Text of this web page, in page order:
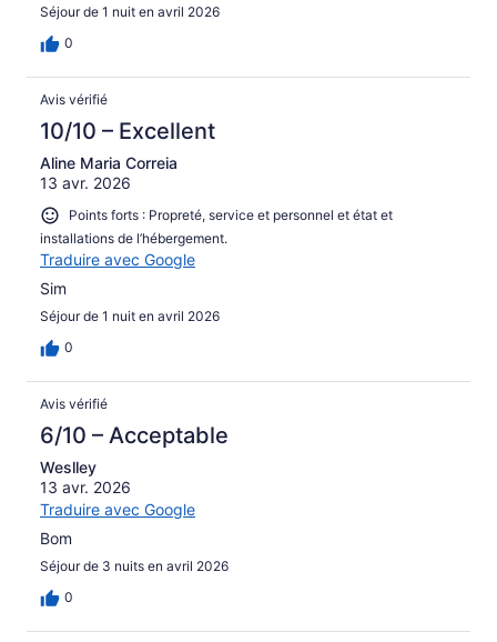
Séjour de 1 nuit en avril 2026
0
Avis vérifié
10/10 – Excellent
Aline Maria Correia
13 avr. 2026
Points forts : Propreté, service et personnel et état et
installations de l’hébergement.
Traduire avec Google
Sim
Séjour de 1 nuit en avril 2026
0
Avis vérifié
6/10 – Acceptable
Weslley
13 avr. 2026
Traduire avec Google
Bom
Séjour de 3 nuits en avril 2026
0